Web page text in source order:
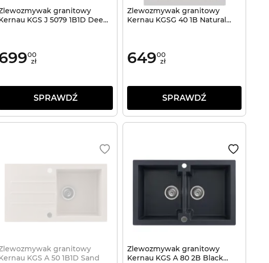
granitowy
KGS J 5079 1B1D Deep
00
zł
SPRAWDŹ
Zlewozmywak granitowy
Kernau KGSG 40 1B Natural
64900
zł
SPRAWDŹ
granitowy
KGS A 50 1B1D Sand
Zlewozmywak granitowy
Kernau KGS A 80 2B Black